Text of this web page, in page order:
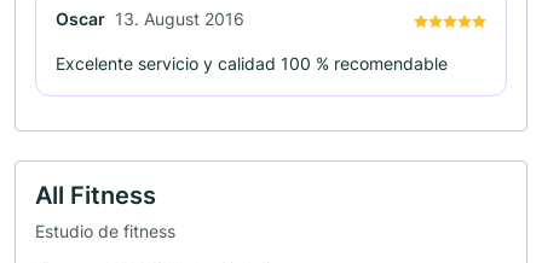
Oscar 13. August 2016
Excelente servicio y calidad 100 % recomendable
All Fitness
Estudio de fitness